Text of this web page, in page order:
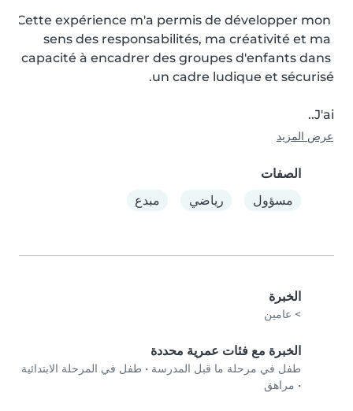
Cette expérience m'a permis de développer mon
sens des responsabilités, ma créativité et ma
capacité à encadrer des groupes d'enfants dans
J'ai..
عرض المزيد
الصفات
مسؤول
رياضي مبدع
الخبرة
> عامين
الخبرة مع فئات عمرية محددة
طفل في مرحلة ما قبل المدرسة • طفل في المرحلة الابتدائية
• مراهق